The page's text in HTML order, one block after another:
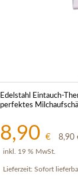
Edelstahl Eintauch-
perfektes
8,90€ 8,90
inkl. 19 % MwSt.
Lieferzeit:Sofort